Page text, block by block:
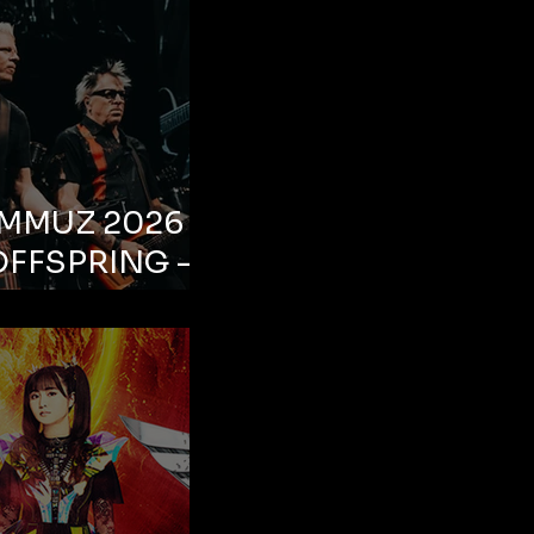
2026 –
–
Life Park